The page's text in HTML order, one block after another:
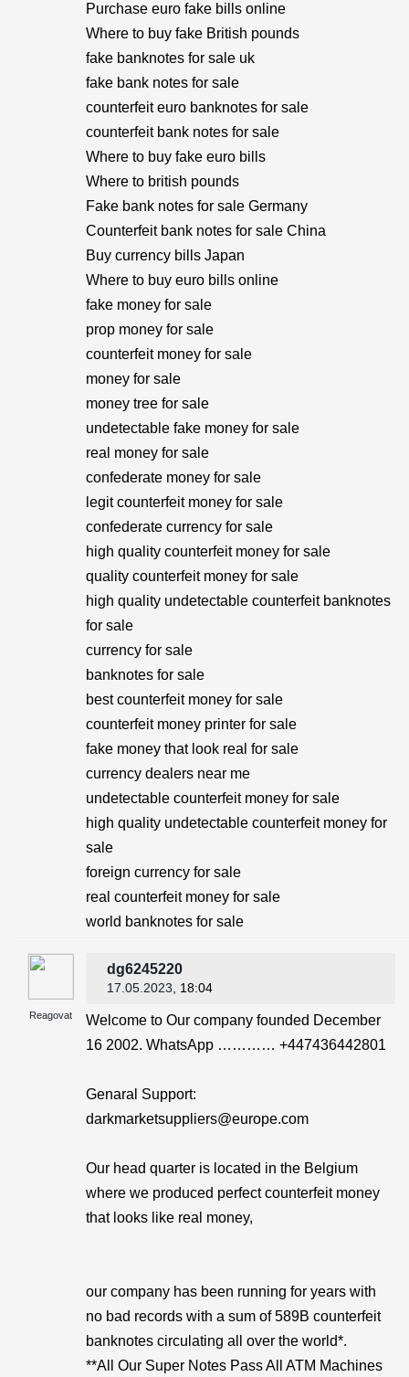
Purchase euro fake bills online
Where to buy fake British pounds
fake banknotes for sale uk
fake bank notes for sale
counterfeit euro banknotes for sale
counterfeit bank notes for sale
Where to buy fake euro bills
Where to british pounds
Fake bank notes for sale Germany
Counterfeit bank notes for sale China
Buy currency bills Japan
Where to buy euro bills online
fake money for sale
prop money for sale
counterfeit money for sale
money for sale
money tree for sale
undetectable fake money for sale
real money for sale
confederate money for sale
legit counterfeit money for sale
confederate currency for sale
high quality counterfeit money for sale
quality counterfeit money for sale
high quality undetectable counterfeit banknotes
for sale
currency for sale
banknotes for sale
best counterfeit money for sale
counterfeit money printer for sale
fake money that look real for sale
currency dealers near me
undetectable counterfeit money for sale
high quality undetectable counterfeit money for
sale
foreign currency for sale
real counterfeit money for sale
world banknotes for sale
Reagovat
dg6245220
17.05.2023 , 18:04
Welcome to Our company founded December
16 2002. WhatsApp ………… +447436442801
Genaral Support:
darkmarketsuppliers@europe.com
Our head quarter is located in the Belgium
where we produced perfect counterfeit money
that looks like real money,
our company has been running for years with
no bad records with a sum of 589B counterfeit
banknotes circulating all over the world*.
**All Our Super Notes Pass All ATM Machines